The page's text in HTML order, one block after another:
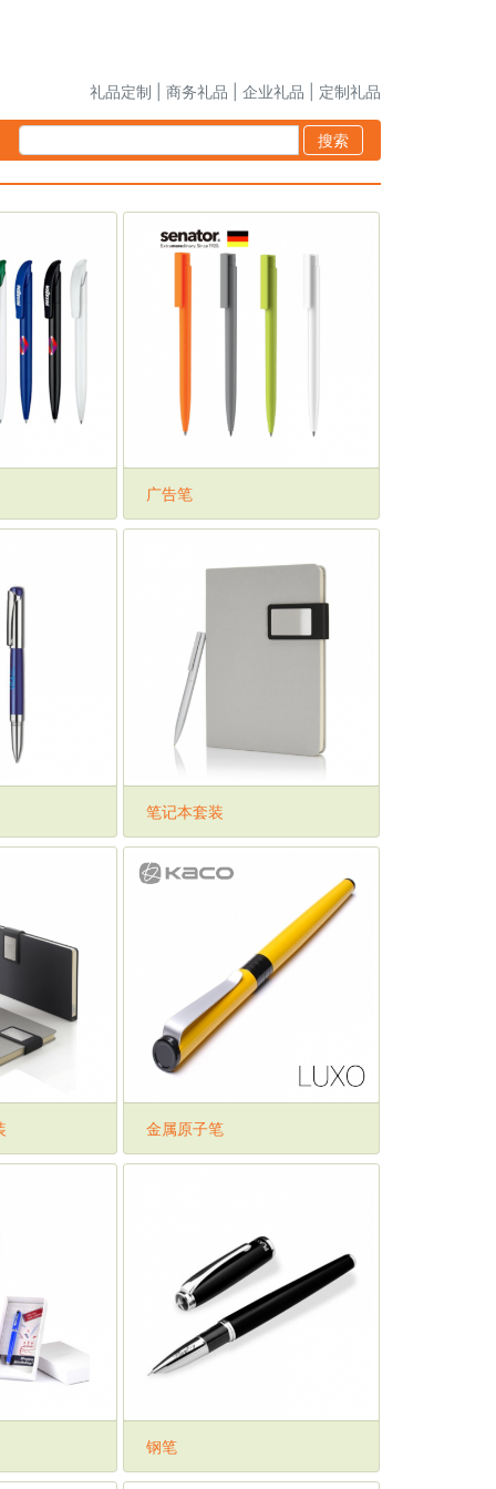
礼品定制 | 商务礼品 | 企业礼品 | 定制礼品
搜索
广告笔
笔记本套装
金属原子笔
钢笔